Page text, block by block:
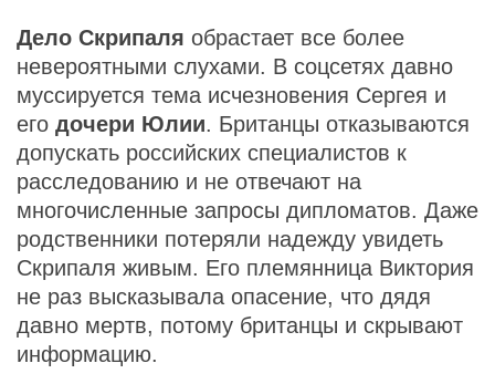
Дело Скрипаля обрастает все более
невероятными слухами. В соцсетях давно
муссируется тема исчезновения Сергея и
его дочери Юлии. Британцы отказываются
допускать российских специалистов к
расследованию и не отвечают на
многочисленные запросы дипломатов. Даже
родственники потеряли надежду увидеть
Скрипаля живым. Его племянница Виктория
не раз высказывала опасение, что дядя
давно мертв, потому британцы и скрывают
информацию.